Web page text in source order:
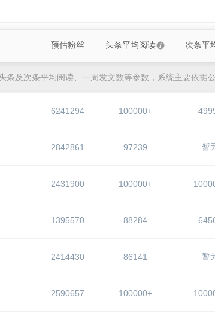
预估粉丝 头条平均阅读 次条平
及次条平均阅读、一周发文数等参数，系统主要依据
6241294 100000+
2842861 97239 暂
2431900 100000+
1395570 88284
2414430 86141 暂
2590657 100000+